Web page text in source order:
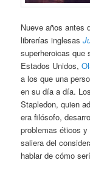
Nueve años antes
librerías inglesas
superheroicas que
Estados Unidos,
a los que una
en su día a día.
Stapledon, quien
era filósofo,
problemas éticos
saliera del
hablar de cómo